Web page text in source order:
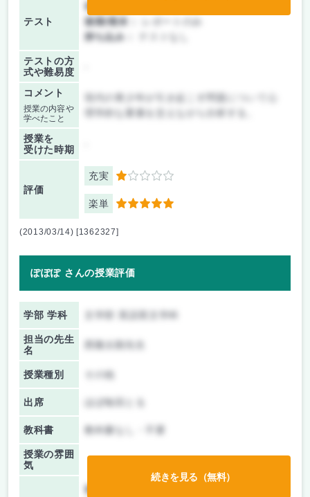
テスト
前期/中間：
後期/期末：
持ち込み：
テストの方
式や難易度
コメント
授業の内容や
学べたこと
授業を
受けた時期
評価
充実 1
楽単 5
(2013/03/14) [1362327]
ぽぽぽ さんの授業評価
学部 学科
担当の先生
名
西隆太朗先生
授業種別 その他
出席 ほぼ毎回とる
教科書 教科書なし・不要
授業の雰囲
気
前期/中間：
続きを見る（無料）